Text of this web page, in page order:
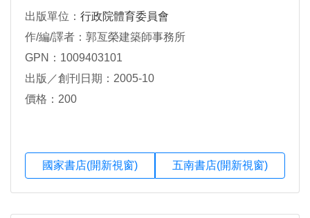
出版單位： 行政院體育委員會
作/編/譯者：郭亙榮建築師事務所
GPN：1009403101
出版／創刊日期：2005-10
價格：200
國家書店(開新視窗) 五南書店(開新視窗)